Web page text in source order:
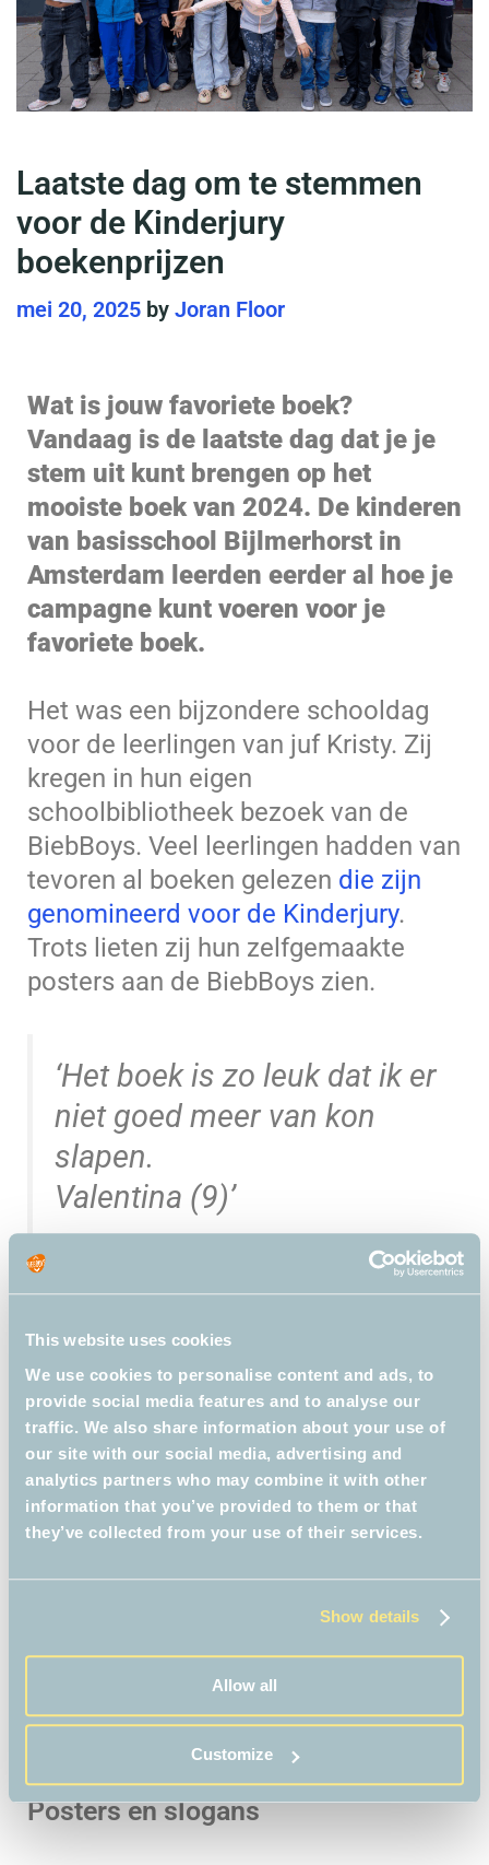
This website uses cookies
We use cookies to personalise content and ads, to
provide social media features and to analyse our
traffic. We also share information about your use of
our site with our social media, advertising and
analytics partners who may combine it with other
information that you’ve provided to them or that
they’ve collected from your use of their services.
Show details
Allow all
Customize
Laatste dag om te stemmen
voor de Kinderjury
boekenprijzen
mei 20, 2025 by Joran Floor
Wat is jouw favoriete boek?
Vandaag is de laatste dag dat je je
stem uit kunt brengen op het
mooiste boek van 2024. De kinderen
van basisschool Bijlmerhorst in
Amsterdam leerden eerder al hoe je
campagne kunt voeren voor je
favoriete boek.
Het was een bijzondere schooldag
voor de leerlingen van juf Kristy. Zij
kregen in hun eigen
schoolbibliotheek bezoek van de
BiebBoys. Veel leerlingen hadden van
tevoren al boeken gelezen die zijn
genomineerd voor de Kinderjury.
Trots lieten zij hun zelfgemaakte
posters aan de BiebBoys zien.
‘Het boek is zo leuk dat ik er
niet goed meer van kon
slapen.
Valentina (9)’
Tessa (11) had een mooie poster
gemaakt overKermiskind
Jacques Vriens. Jaenai (10) en Faaiz
(9) hadden zich uitgeleefd op een
presentatie vanDogman – Redder in
Noodvan Dav Pilkey,het twaalfde
deel uit hun lievelingsserie. Valentina
(9) had gekozen voorDanse
Macabrevan Paul van Loon en
vertelde daar enthousiast over: ‘Het
meer van kon slapen. Ik bleef maar
fantaseren: hoe zou het verder
Posters en slogans